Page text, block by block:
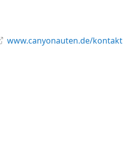
www.canyonauten.de/kontakt